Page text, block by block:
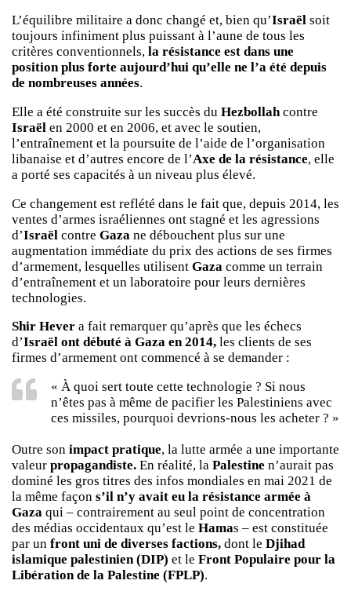
L’équilibre militaire a donc changé et, bien qu’Israël soit
toujours infiniment plus puissant à l’aune de tous les
critères conventionnels, la résistance est dans une
position plus forte aujourd’hui qu’elle ne l’a été depuis
de nombreuses années.
Elle a été construite sur les succès du Hezbollahcontre
Israël en 2000 et en 2006, et avec le soutien,
l’entraînement et la poursuite de l’aide de l’organisation
libanaise et d’autres encore de l’Axe de la résistance, elle
a porté ses capacités à un niveau plus élevé.
Ce changement est reflété dans le fait que, depuis 2014, les
ventes d’armes israéliennes ont stagné et les agressions
d’Israël contre Gaza ne débouchent plus sur une
augmentation immédiate du prix des actions de ses firmes
d’armement, lesquelles utilisent Gaza comme un terrain
d’entraînement et un laboratoire pour leurs dernières
technologies.
Shir Hever a fait remarquer qu’après que les échecs
d’Israël ont débuté à Gaza en 2014, les clients de ses
firmes d’armement ont commencé à se demander :
« À quoi sert toute cette technologie ? Si nous
n’êtes pas à même de pacifier les Palestiniens avec
ces missiles, pourquoi devrions-nous les acheter ? »
Outre son impact pratique, la lutte armée a une importante
valeur propagandiste. En réalité, la Palestine n’aurait pas
dominé les gros titres des infos mondiales en mai 2021 de
la même façon s’il n’y avait eu la résistance armée à
Gaza qui – contrairement au seul point de concentration
des médias occidentaux qu’est le Hamas – est constituée
par un front uni de diverses factions, dont le Djihad
islamique palestinien (DIP) et le Front Populaire pour la
Libération de la Palestine (FPLP).